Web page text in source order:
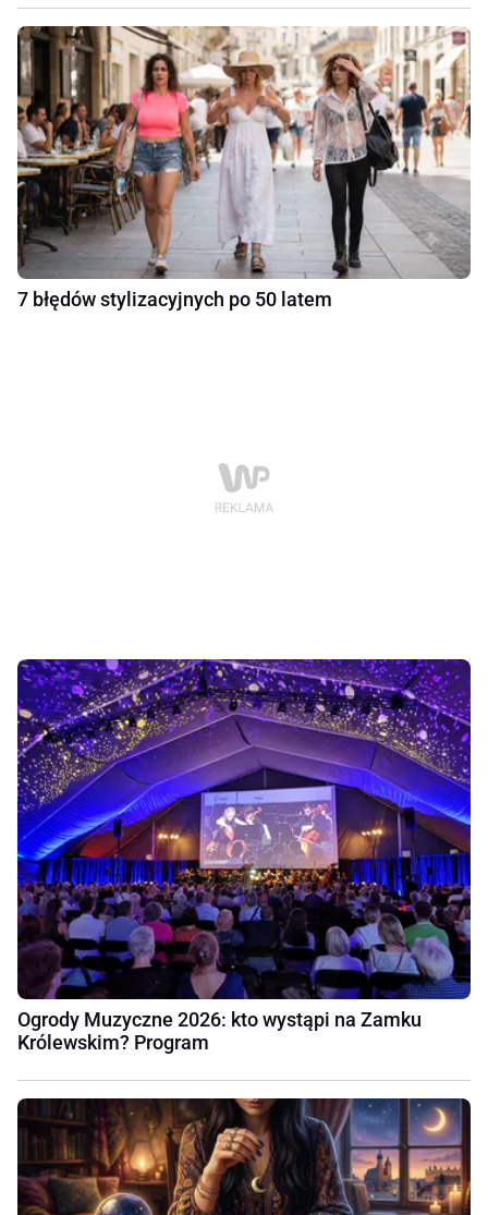
7 błędów stylizacyjnych po 50 latem
Ogrody Muzyczne 2026: kto wystąpi na Zamku
Królewskim? Program